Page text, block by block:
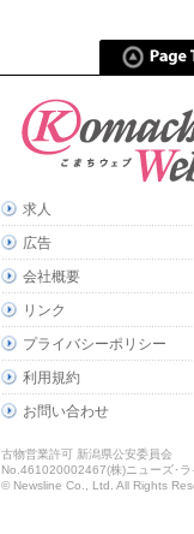
求人
広告
会社概要
リンク
プライバシーポリシー
利用規約
お問い合わせ
古物営業許可 新潟県公安委員会
No.461020002467(株)ニューズ･ラ
© Newsline Co., Ltd. All Rights